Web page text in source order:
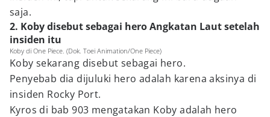
saja.
2. Koby disebut sebagai hero Angkatan Laut setelah
insiden itu
Koby di One Piece. (Dok. Toei Animation/One Piece)
Koby sekarang disebut sebagai hero.
Penyebab dia dijuluki hero adalah karena aksinya di
insiden Rocky Port.
Kyros di bab 903 mengatakan Koby adalah hero